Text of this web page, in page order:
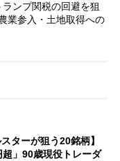
ンプ関税の回避を狙
業参入・土地取得への
ターが狙う20銘柄】
超」90歳現役トレーダ